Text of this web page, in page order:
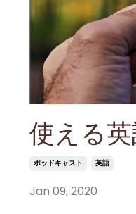
使える
ポッドキャスト 英語
Jan 09, 2020